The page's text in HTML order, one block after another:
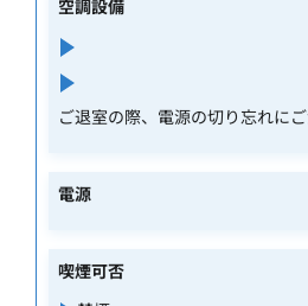
空調設備
ご退室の際、電源の切り忘れにご
電源
喫煙可否